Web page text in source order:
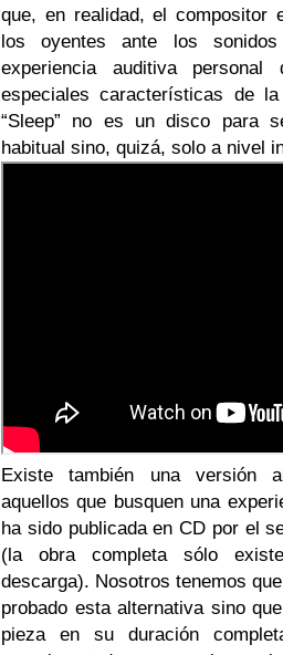
que, en realidad, el compositor
los oyentes ante los
experiencia auditiva
especiales características de
“Sleep” no es un disco para
habitual sino, quizá, solo a nivel
Existe también una versión
aquellos que busquen una
ha sido publicada en CD por el
(la obra completa sólo
descarga). Nosotros tenemos
probado esta alternativa sino
pieza en su duración